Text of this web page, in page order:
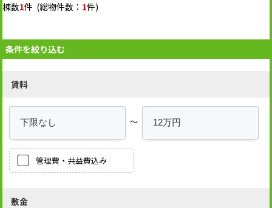
棟数1件 (総物件数： 1件)
条件を絞り込む
賃料
～
管理費・共益費込み
敷金